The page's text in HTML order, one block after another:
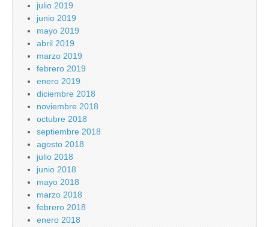
julio 2019
junio 2019
mayo 2019
abril 2019
marzo 2019
febrero 2019
enero 2019
diciembre 2018
noviembre 2018
octubre 2018
septiembre 2018
agosto 2018
julio 2018
junio 2018
mayo 2018
marzo 2018
febrero 2018
enero 2018